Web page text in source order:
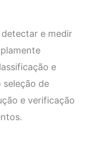
e medir
e
de
e verificação